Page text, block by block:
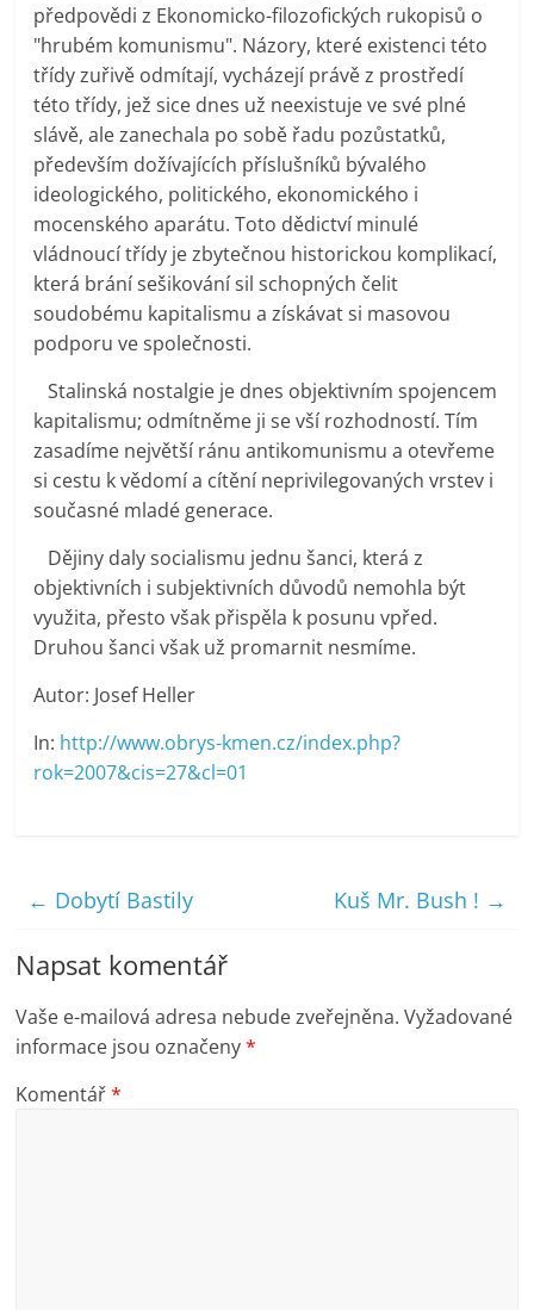
předpovědi z Ekonomicko-filozofických rukopisů o
"hrubém komunismu". Názory, které existenci této
třídy zuřivě odmítají, vycházejí právě z prostředí
této třídy, jež sice dnes už neexistuje ve své plné
slávě, ale zanechala po sobě řadu pozůstatků,
především dožívajících příslušníků bývalého
ideologického, politického, ekonomického i
mocenského aparátu. Toto dědictví minulé
vládnoucí třídy je zbytečnou historickou komplikací,
která brání sešikování sil schopných čelit
soudobému kapitalismu a získávat si masovou
podporu ve společnosti.
Stalinská nostalgie je dnes objektivním spojencem
kapitalismu; odmítněme ji se vší rozhodností. Tím
zasadíme největší ránu antikomunismu a otevřeme
si cestu k vědomí a cítění neprivilegovaných vrstev i
současné mladé generace.
Dějiny daly socialismu jednu šanci, která z
objektivních i subjektivních důvodů nemohla být
využita, přesto však přispěla k posunu vpřed.
Druhou šanci však už promarnit nesmíme.
Autor: Josef Heller
In: http://www.obrys-kmen.cz/index.php?
rok=2007&cis=27&cl=01
← Dobytí Bastily Kuš Mr. Bush ! →
Napsat komentář
Vaše e-mailová adresa nebude zveřejněna. Vyžadované
informace jsou označeny*
Komentář*